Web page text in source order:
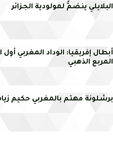
البلايلي ينضمُّ لمولودية الجزائر
أبطال إفريقيا: الوداد المغربي أول
المربع الذهبي
برشلونة مهتم بالمغربي حكيم